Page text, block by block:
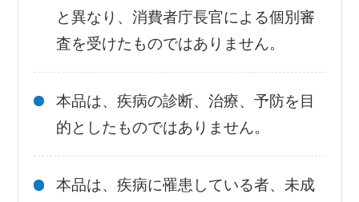
と異なり、消費者庁長官による個別審
査を受けたものではありません。
本品は、疾病の診断、治療、予防を目
的としたものではありません。
本品は、疾病に罹患している者、未成